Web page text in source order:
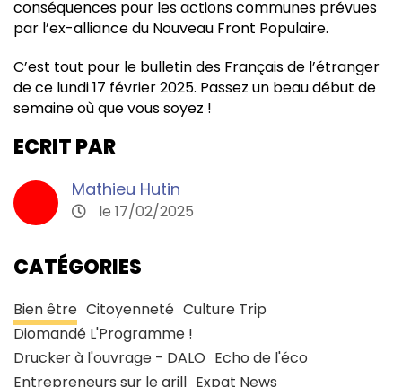
conséquences pour les actions communes prévues
par l’ex-alliance du Nouveau Front Populaire.
C’est tout pour le bulletin des Français de l’étranger
de ce lundi 17 février 2025. Passez un beau début de
semaine où que vous soyez !
ECRIT PAR
Mathieu Hutin
le 17/02/2025
CATÉGORIES
Bien être Citoyenneté Culture Trip
Diomandé L'Programme !
Drucker à l'ouvrage - DALO Echo de l'éco
Entrepreneurs sur le grill Expat News